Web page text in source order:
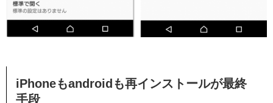
iPhoneもandroidも再インストールが最終
手段